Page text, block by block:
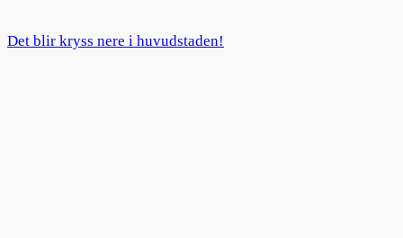
Det blir kryss nere i huvudstaden!